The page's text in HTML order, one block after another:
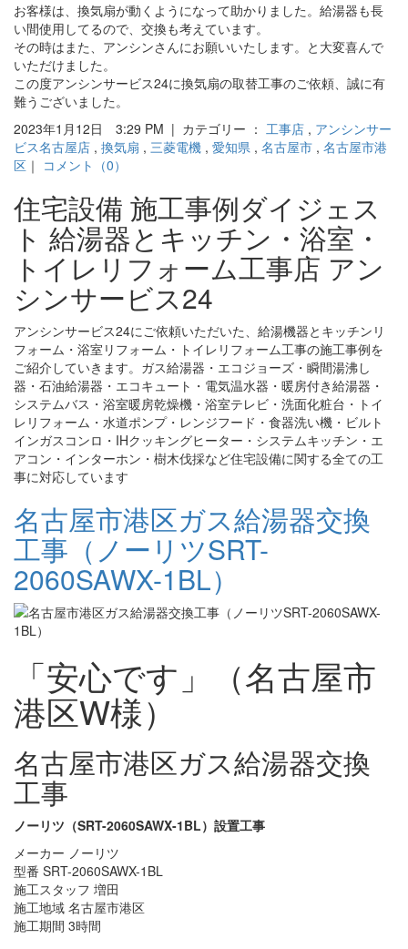
お客様は、換気扇が動くようになって助かりました。給湯器も長
い間使用してるので、交換も考えています。
その時はまた、アンシンさんにお願いいたします。と大変喜んで
いただけました。
この度アンシンサービス24に換気扇の取替工事のご依頼、誠に有
難うございました。
2023年1月12日 3:29 PM | カテゴリー ： 工事店 , アンシンサー
ビス名古屋店 , 換気扇 , 三菱電機 , 愛知県 , 名古屋市 , 名古屋市港
区 ｜ コメント（0）
住宅設備 施工事例ダイジェス
ト 給湯器とキッチン・浴室・
トイレリフォーム工事店 アン
シンサービス24
アンシンサービス24にご依頼いただいた、給湯機器とキッチンリ
フォーム・浴室リフォーム・トイレリフォーム工事の施工事例を
ご紹介していきます。ガス給湯器・エコジョーズ・瞬間湯沸し
器・石油給湯器・エコキュート・電気温水器・暖房付き給湯器・
システムバス・浴室暖房乾燥機・浴室テレビ・洗面化粧台・トイ
レリフォーム・水道ポンプ・レンジフード・食器洗い機・ビルト
インガスコンロ・IHクッキングヒーター・システムキッチン・エ
アコン・インターホン・樹木伐採など住宅設備に関する全ての工
事に対応しています
名古屋市港区ガス給湯器交換
工事（ノーリツSRT-
2060SAWX-1BL）
「安心です」（名古屋市
港区W様）
名古屋市港区ガス給湯器交換
工事
ノーリツ（SRT-2060SAWX-1BL）設置工事
メーカー ノーリツ
型番 SRT-2060SAWX-1BL
施工スタッフ 増田
施工地域 名古屋市港区
施工期間 3時間